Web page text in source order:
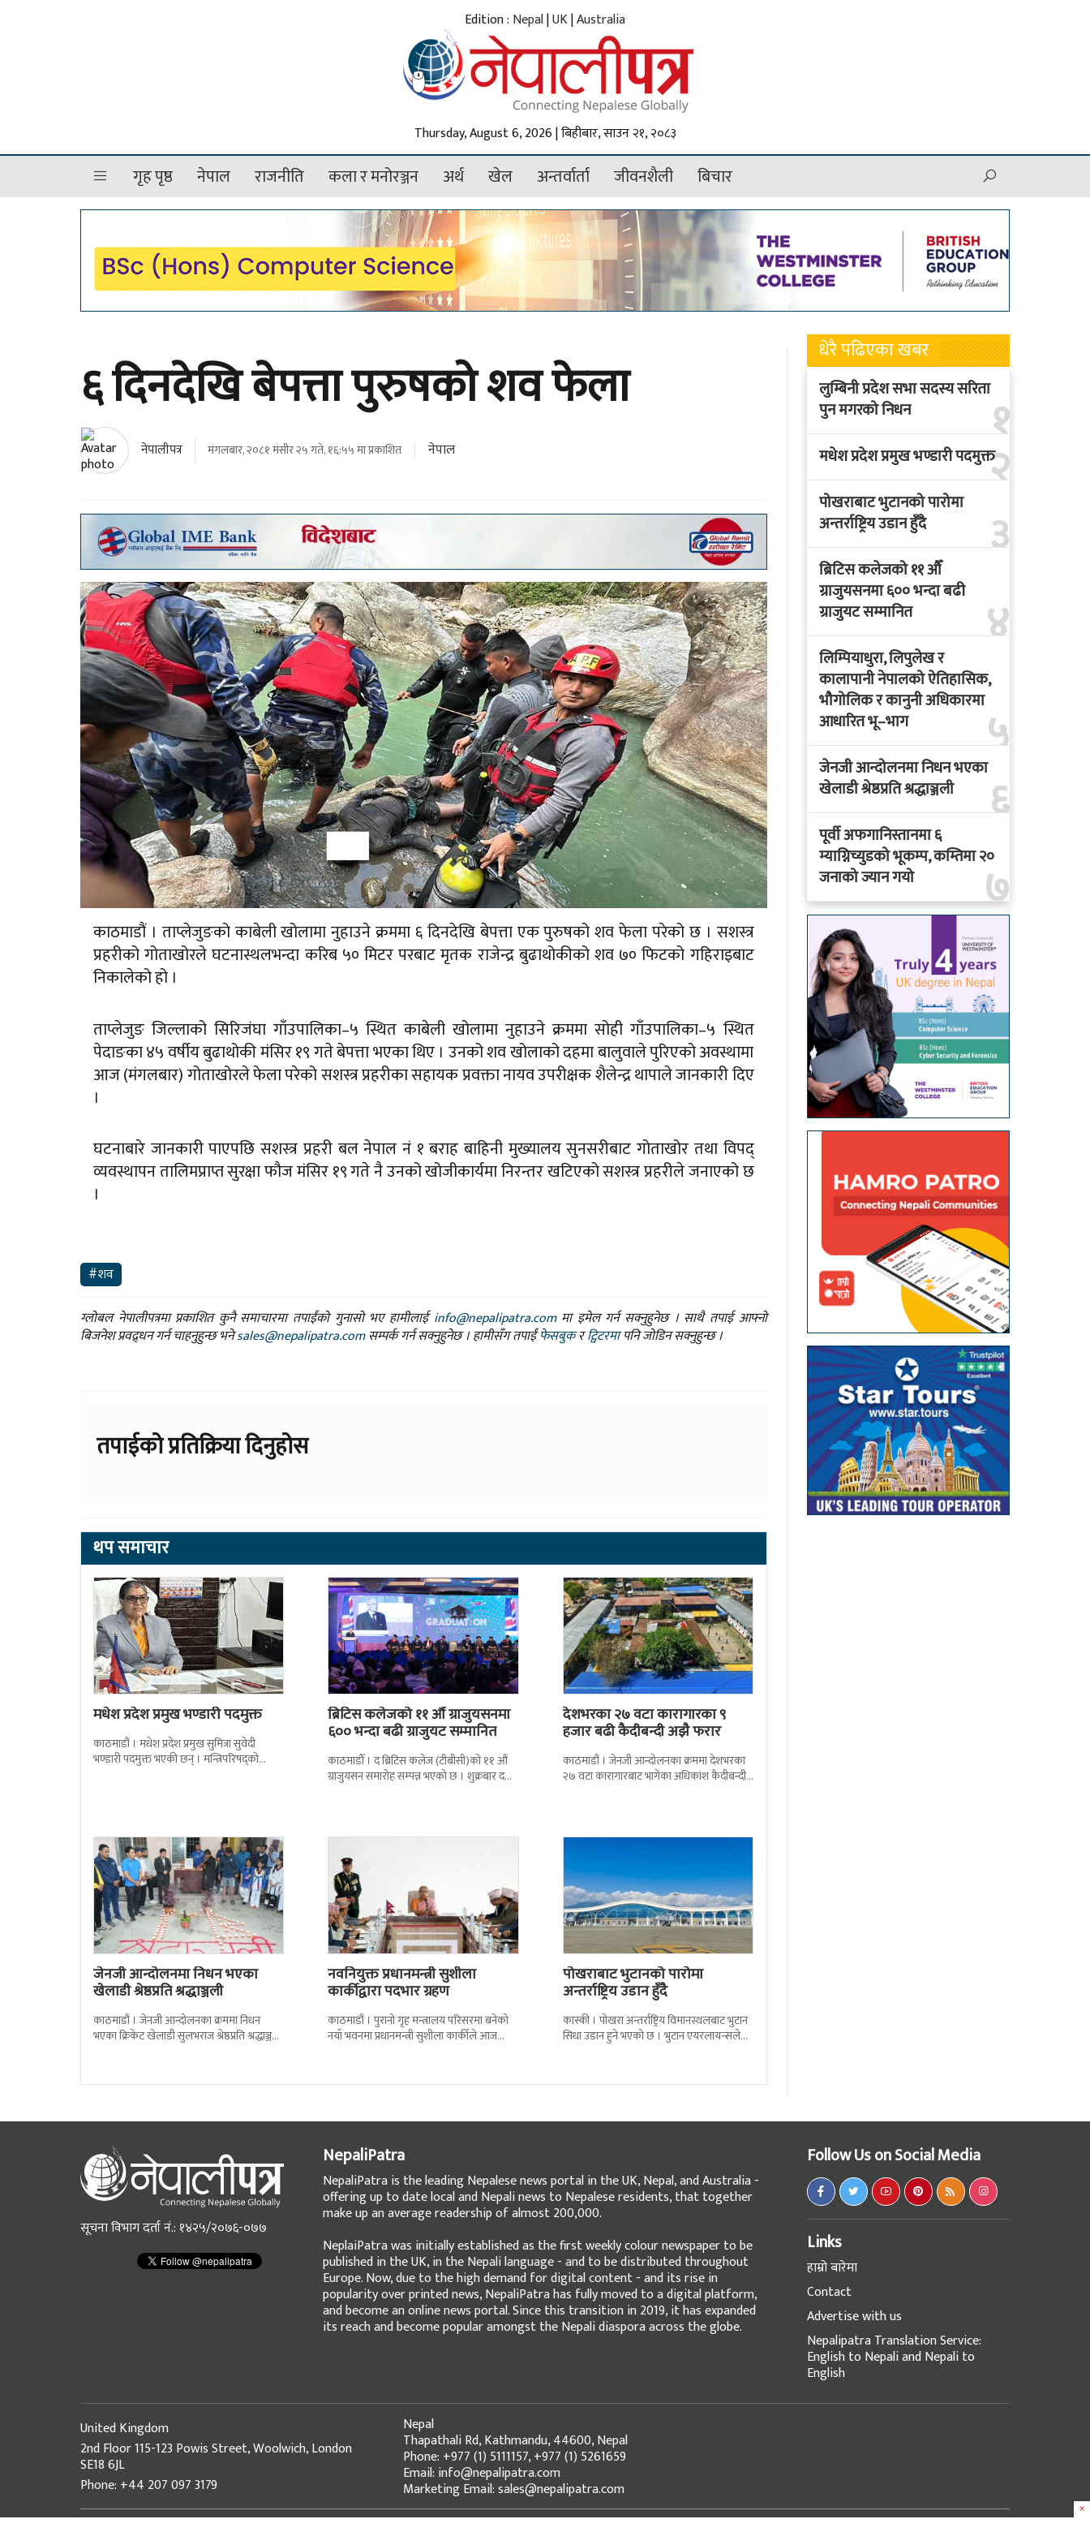
Edition : Nepal|UK|Australia
Thursday, August 6, 2026 | बिहीबार, साउन २१, २०८३
गृह पृष्ठ नेपाल राजनीति कला र मनोरञ्जन अर्थ खेल अन्तर्वार्ता जीवनशैली बिचार
६ दिनदेखि बेपत्ता पुरुषको शव फेला
नेपालीपत्र मंगलबार, २०८१ मंसीर २५ गते, १६:५५ मा प्रकाशित नेपाल
काठमाडौं । ताप्लेजुङको काबेली खोलामा नुहाउने क्रममा ६ दिनदेखि बेपत्ता एक पुरुषको शव फेला परेको छ । सशस्त्र
प्रहरीको गोताखोरले घटनास्थलभन्दा करिब ५० मिटर परबाट मृतक राजेन्द्र बुढाथोकीको शव ७० फिटको गहिराइबाट
निकालेको हो ।
ताप्लेजुङ जिल्लाको सिरिजंघा गाँउपालिका–५ स्थित काबेली खोलामा नुहाउने क्रममा सोही गाँउपालिका–५ स्थित
पेदाङका ४५ वर्षीय बुढाथोकी मंसिर १९ गते बेपत्ता भएका थिए । उनको शव खोलाको दहमा बालुवाले पुरिएको अवस्थामा
आज (मंगलबार) गोताखोरले फेला परेको सशस्त्र प्रहरीका सहायक प्रवक्ता नायव उपरीक्षक शैलेन्द्र थापाले जानकारी दिए
।
घटनाबारे जानकारी पाएपछि सशस्त्र प्रहरी बल नेपाल नं १ बराह बाहिनी मुख्यालय सुनसरीबाट गोताखोर तथा विपद्
व्यवस्थापन तालिमप्राप्त सुरक्षा फौज मंसिर १९ गते नै उनको खोजीकार्यमा निरन्तर खटिएको सशस्त्र प्रहरीले जनाएको छ
।
#शव
ग्लोबल नेपालीपत्रमा प्रकाशित कुनै समाचारमा तपाईंको गुनासो भए हामीलाईinfo@nepalipatra.comमा इमेल गर्न सक्नुहुनेछ । साथै तपाई आफ्नो
बिजनेश प्रवद्र्धन गर्न चाहनुहुन्छ भनेsales@nepalipatra.comसम्पर्क गर्न सक्नुहुनेछ । हामीसँग तपाईंफेसबुकरट्विटरमापनि जोडिन सक्नुहुन्छ ।
तपाईको प्रतिक्रिया दिनुहोस
थप समाचार
मधेश प्रदेश प्रमुख भण्डारी पदमुक्त
काठमाडौं । मधेश प्रदेश प्रमुख सुमित्रा सुवेदी
भण्डारी पदमुक्त भएकी छन् । मन्त्रिपरिषद्को
ब्रिटिस कलेजको ११ औँ ग्राजुयसनमा
६०० भन्दा बढी ग्राजुयट सम्मानित
काठमाडौँ । द ब्रिटिस कलेज (टीबीसी)को ११ औं
ग्राजुयसन समारोह सम्पन्न भएको छ । शुक्रबार द
देशभरका २७ वटा कारागारका ९
हजार बढी कैदीबन्दी अझै फरार
काठमाडौं । जेनजी आन्दोलनका क्रममा देशभरका
२७ वटा कारागारबाट भागेका अधिकांश कैदीबन्दी
जेनजी आन्दोलनमा निधन भएका
खेलाडी श्रेष्ठप्रति श्रद्धाञ्जली
काठमाडौं । जेनजी आन्दोलनका क्रममा निधन
भएका क्रिकेट खेलाडी सुलभराज श्रेष्ठप्रति श्रद्धाञ्जली
नवनियुक्त प्रधानमन्त्री सुशीला
कार्कीद्वारा पदभार ग्रहण
काठमाडौं । पुरानो गृह मन्त्रालय परिसरमा बनेको
नयाँ भवनमा प्रधानमन्त्री सुशीला कार्कीले आज
पोखराबाट भुटानको पारोमा
अन्तर्राष्ट्रिय उडान हुँदै
कास्की । पोखरा अन्तर्राष्ट्रिय विमानस्थलबाट भुटान
सिधा उडान हुने भएको छ । भुटान एयरलायन्सले
धेरै पढिएका खबर
१
लुम्बिनी प्रदेश सभा सदस्य सरिता
पुन मगरको निधन
२
मधेश प्रदेश प्रमुख भण्डारी पदमुक्त
३
पोखराबाट भुटानको पारोमा
अन्तर्राष्ट्रिय उडान हुँदै
४
ब्रिटिस कलेजको ११ औँ
ग्राजुयसनमा ६०० भन्दा बढी
ग्राजुयट सम्मानित
५
लिम्पियाधुरा, लिपुलेख र
कालापानी नेपालको ऐतिहासिक,
भौगोलिक र कानुनी अधिकारमा
आधारित भू–भाग
६
जेनजी आन्दोलनमा निधन भएका
खेलाडी श्रेष्ठप्रति श्रद्धाञ्जली
७
पूर्वी अफगानिस्तानमा ६
म्याग्निच्युडको भूकम्प, कम्तिमा २०
जनाको ज्यान गयो
सूचना विभाग दर्ता नं.: १४२५/२०७६-०७७
NepaliPatra
NepaliPatra is the leading Nepalese news portal in the UK, Nepal, and Australia -
offering up to date local and Nepali news to Nepalese residents, that together
make up an average readership of almost 200,000.
NeplaiPatra was initially established as the first weekly colour newspaper to be
published in the UK, in the Nepali language - and to be distributed throughout
Europe. Now, due to the high demand for digital content - and its rise in
popularity over printed news, NepaliPatra has fully moved to a digital platform,
and become an online news portal. Since this transition in 2019, it has expanded
its reach and become popular amongst the Nepali diaspora across the globe.
Follow Us on Social Media
Links
हाम्रो बारेमा
Contact
Advertise with us
Nepalipatra Translation Service:
English to Nepali and Nepali to
English
United Kingdom
2nd Floor 115-123 Powis Street, Woolwich, London
SE18 6JL
Phone: +44 207 097 3179
Nepal
Thapathali Rd, Kathmandu, 44600, Nepal
Phone: +977 (1) 5111157, +977 (1) 5261659
Email: info@nepalipatra.com
Marketing Email: sales@nepalipatra.com
×